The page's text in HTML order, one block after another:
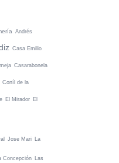
Andrés
Casa Emilio
Casarabonela
Coníl de la
El Mirador El
Jose Mari La
Concepción Las